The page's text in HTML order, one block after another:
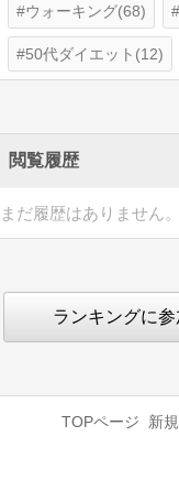
ウォーキング(68)
50代ダイエット(12)
閲覧履歴
まだ履歴はありません。
ランキングに参
TOPページ 新